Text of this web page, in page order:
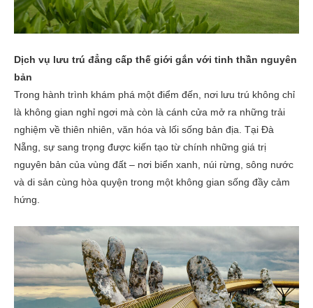
Dịch vụ lưu trú đẳng cấp thế giới gắn với tinh thần nguyên
bản
Trong hành trình khám phá một điểm đến, nơi lưu trú không chỉ
là không gian nghỉ ngơi mà còn là cánh cửa mở ra những trải
nghiệm về thiên nhiên, văn hóa và lối sống bản địa. Tại Đà
Nẵng, sự sang trọng được kiến tạo từ chính những giá trị
nguyên bản của vùng đất – nơi biển xanh, núi rừng, sông nước
và di sản cùng hòa quyện trong một không gian sống đầy cảm
hứng.